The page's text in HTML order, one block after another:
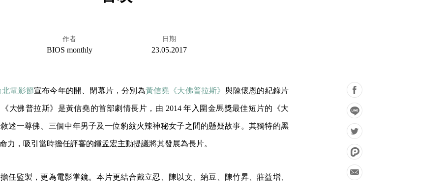
作者
BIOS monthly
日期
23.05.2017
北電影節宣布今年的開、閉幕片，分別為黃信堯《大佛普拉斯》 與陳懷恩的紀錄片
大佛普拉斯》是黃信堯的首部劇情長片，由 2014 年入圍金馬獎最佳短片的《大
述一尊佛、三個中年男子及一位豹紋火辣神秘女子之間的懸疑故事。其獨特的黑
力，吸引當時擔任評審的鍾孟宏主動提議將其發展為長片。
任監製，更為電影掌鏡。本片更結合戴立忍、陳以文、納豆、陳竹昇、莊益增、